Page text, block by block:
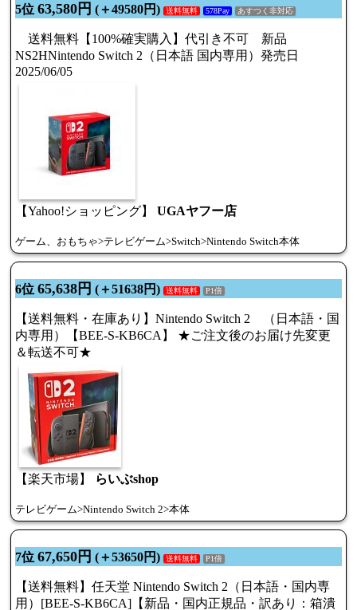
5位 63,580円 (＋49580円) 送料無料 578Pay あすつく非対応
送料無料【100%確実購入】代引き不可 新品
NS2HNintendo Switch 2（日本語 国内専用）発売日
2025/06/05
【Yahoo!ショッピング】 UGAヤフー店
ゲーム、おもちゃ>テレビゲーム>Switch>Nintendo Switch本体
6位 65,638円 (＋51638円) 送料無料 P1倍
【送料無料・在庫あり】Nintendo Switch 2 （日本語・国
内専用）【BEE-S-KB6CA】 ★ご注文後のお届け先変更
＆転送不可★
【楽天市場】 らいぶshop
テレビゲーム>Nintendo Switch 2>本体
7位 67,650円 (＋53650円) 送料無料 P1倍
【送料無料】任天堂 Nintendo Switch 2（日本語・国内専
用）[BEE-S-KB6CA]【新品・国内正規品・訳あり：箱潰